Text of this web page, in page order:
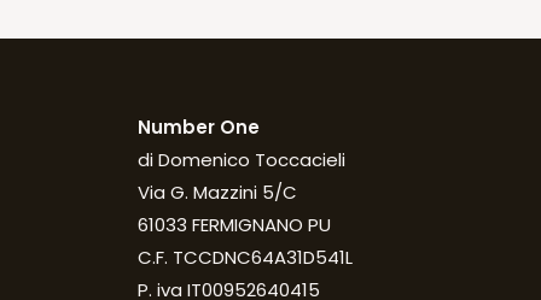
Number One
di Domenico Toccacieli
Via G. Mazzini 5/C
61033 FERMIGNANO PU
C.F. TCCDNC64A31D541L
P. iva IT00952640415